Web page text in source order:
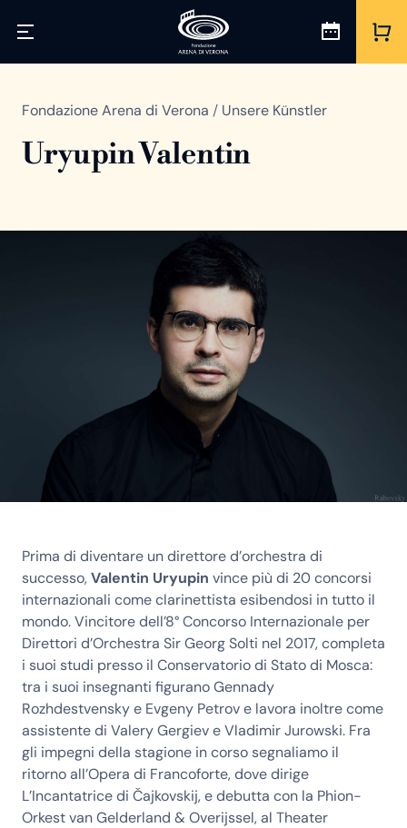
Fondazione Arena di Verona / Unsere Künstler
Uryupin Valentin
Prima di diventare un direttore d’orchestra di
successo,Valentin Uryupin vince più di 20 concorsi
internazionali come clarinettista esibendosi in tutto il
mondo. Vincitore dell’8° Concorso Internazionale per
Direttori d’Orchestra Sir Georg Solti nel 2017, completa
i suoi studi presso il Conservatorio di Stato di Mosca:
tra i suoi insegnanti figurano Gennady
Rozhdestvensky e Evgeny Petrov e lavora inoltre come
assistente di Valery Gergiev e Vladimir Jurowski. Fra
gli impegni della stagione in corso segnaliamo il
ritorno all’Opera di Francoforte, dove dirige
L’Incantatrice di Čajkovskij, e debutta con la Phion-
Orkest van Gelderland & Overijssel, al Theater